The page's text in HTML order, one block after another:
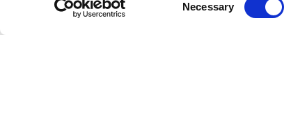
Necessary
This site uses